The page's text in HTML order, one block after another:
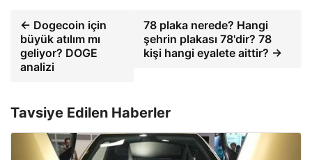
← Dogecoin için
büyük atılım mı
geliyor? DOGE
analizi
78 plaka nerede? Hangi
şehrin plakası 78'dir? 78
kişi hangi eyalete aittir? →
Tavsiye Edilen Haberler